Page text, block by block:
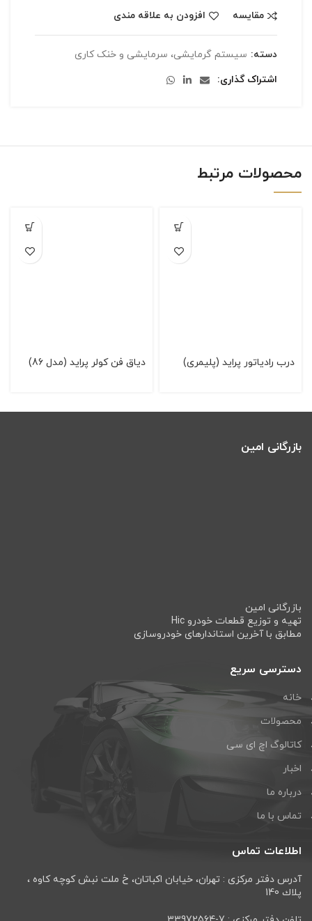
مقایسه افزودن به علاقه مندی
دسته: سیستم گرمایشی، سرمایشی و خنک کاری
اشتراک گذاری
محصولات مرتبط
درب رادياتور پرايد (پليمری) دیاق فن كولر پراید (مدل 86)
بازرگانی امین
بازرگانی امین
تهیه و توزیع قطعات خودرو Hic
مطابق با آخرین استاندارهای خودروسازی
دسترسی سریع
خانه
محصولات
کاتالوگ اچ ای سی
اخبار
درباره ما
تماس با ما
اطلاعات تماس
آدرس دفتر مرکزی : تهران، خيابان اكباتان، خ ملت نبش كوچه كاوه ،
پلاك 140